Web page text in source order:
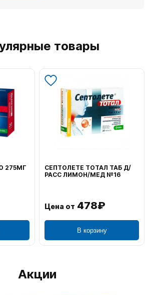
товары
275МГ
СЕПТОЛЕТЕ ТОТАЛ ТАБ Д/
РАСС ЛИМОН/МЕД №16
Цена от 478₽
В корзину
Акции